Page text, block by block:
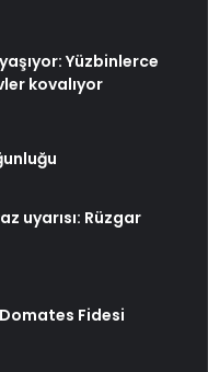
Yüzbinlerce
kovalıyor
uyarısı: Rüzgar
Domates Fidesi